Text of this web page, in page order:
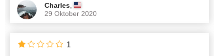
Charles,
29 Oktober 2020
1